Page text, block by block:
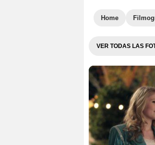
Home
VER TODAS LAS